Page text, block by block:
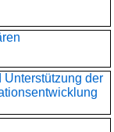
Unterstützung der